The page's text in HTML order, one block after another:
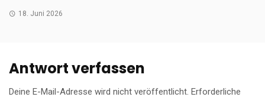
18. Juni 2026
Antwort verfassen
Deine E-Mail-Adresse wird nicht veröffentlicht. Erforderliche